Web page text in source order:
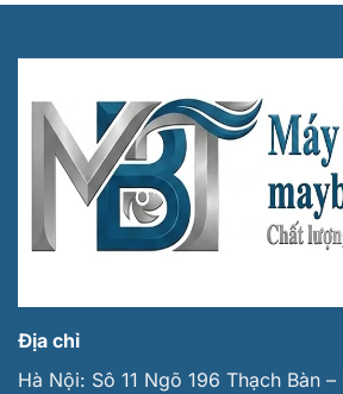
Địa chỉ
Hà Nội: Sô 11 Ngõ 196 Thạch Bàn